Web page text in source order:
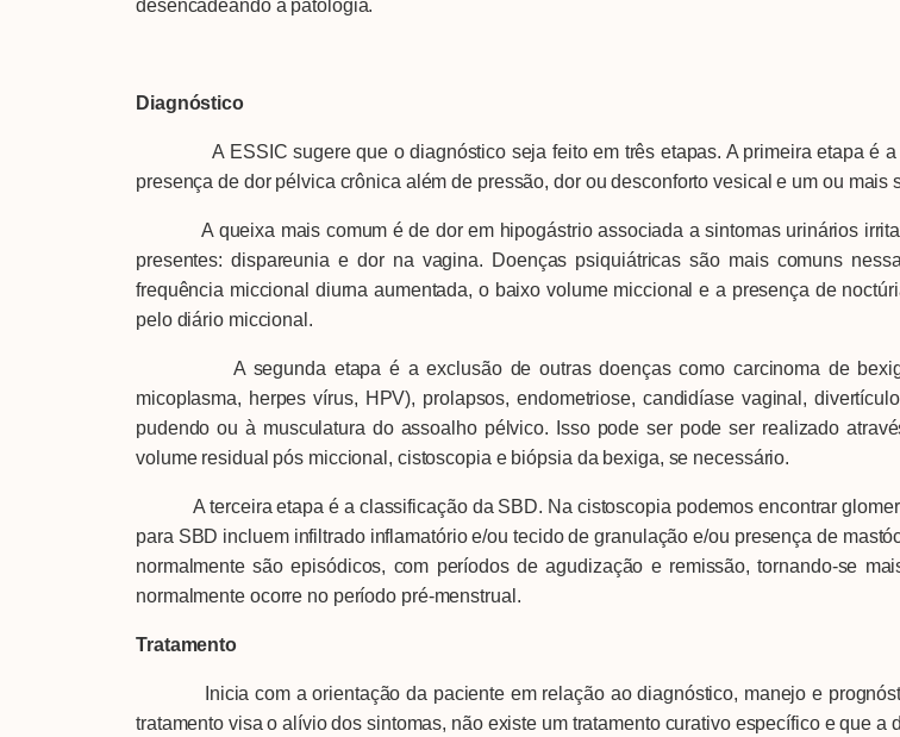
desencadeando a patologia.
Diagnóstico
A ESSIC sugere que o diagnóstico seja feito em três etapas. A primeira etapa é a
presença de dor pélvica crônica além de pressão, dor ou desconforto vesical e um ou
A queixa mais comum é de dor em hipogástrio associada a sintomas urinários
presentes: dispareunia e dor na vagina. Doenças psiquiátricas são mais comuns
frequência miccional diurna aumentada, o baixo volume miccional e a presença de
pelo diário miccional.
A segunda etapa é a exclusão de outras doenças como carcinoma de bexiga,
micoplasma, herpes vírus, HPV), prolapsos, endometriose, candidíase vaginal,
pudendo ou à musculatura do assoalho pélvico. Isso pode ser pode ser realizado
volume residual pós miccional, cistoscopia e biópsia da bexiga, se necessário.
A terceira etapa é a classificação da SBD. Na cistoscopia podemos encontrar
para SBD incluem infiltrado inflamatório e/ou tecido de granulação e/ou presença de
normalmente são episódicos, com períodos de agudização e remissão, tornando-se
normalmente ocorre no período pré-menstrual.
Tratamento
Inicia com a orientação da paciente em relação ao diagnóstico, manejo e
tratamento visa o alívio dos sintomas, não existe um tratamento curativo específico e que a